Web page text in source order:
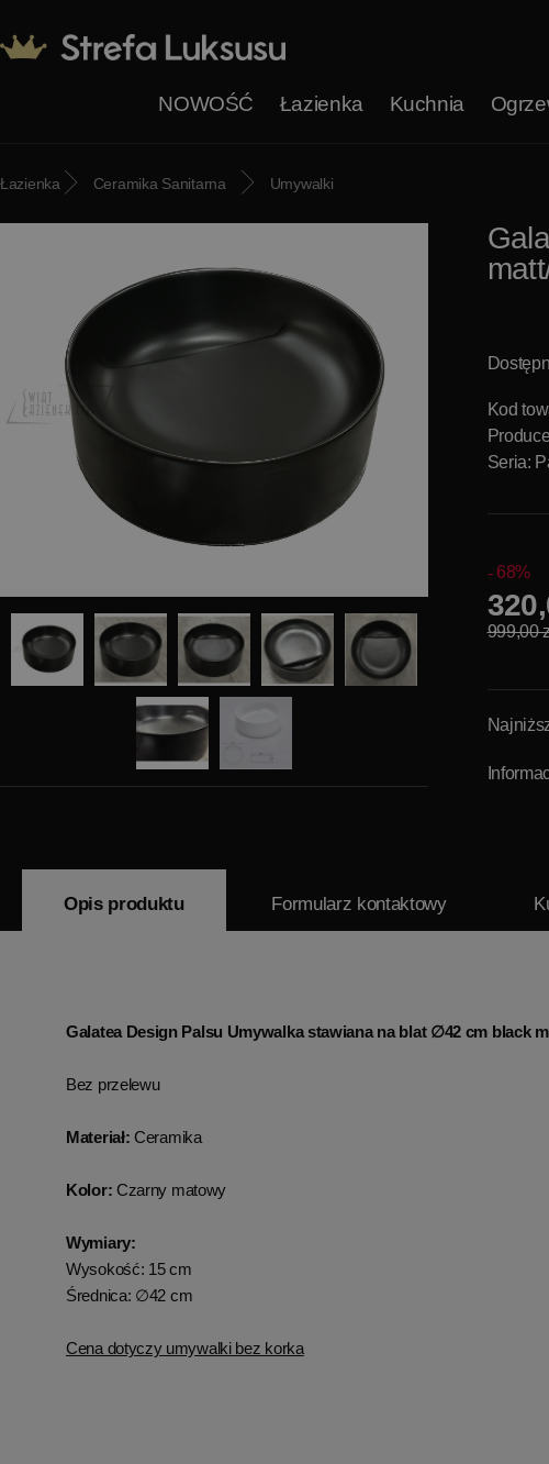
NOWOŚĆ Łazienka Kuchnia
Łazienka Ceramika Sanitarna Umywalki
Kod
Seria:
68%
999,00
Opis produktu Formularz kontaktowy
Galatea Design Palsu Umywalka stawiana na blat ∅42 cm black
Bez przelewu
Materiał: Ceramika
Kolor: Czarny matowy
Wymiary:
Wysokość: 15 cm
Średnica: ∅42 cm
Cena dotyczy umywalki bez korka